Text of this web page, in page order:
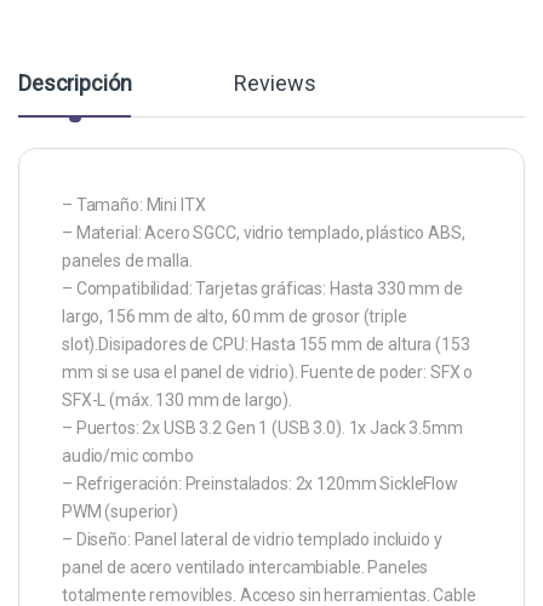
Descripción Reviews
– Tamaño: Mini ITX
– Material: Acero SGCC, vidrio templado, plástico ABS,
paneles de malla.
– Compatibilidad: Tarjetas gráficas: Hasta 330 mm de
largo, 156 mm de alto, 60 mm de grosor (triple
slot).Disipadores de CPU: Hasta 155 mm de altura (153
mm si se usa el panel de vidrio). Fuente de poder: SFX o
SFX-L (máx. 130 mm de largo).
– Puertos: 2x USB 3.2 Gen 1 (USB 3.0). 1x Jack 3.5mm
audio/mic combo
– Refrigeración: Preinstalados: 2x 120mm SickleFlow
PWM (superior)
– Diseño: Panel lateral de vidrio templado incluido y
panel de acero ventilado intercambiable. Paneles
totalmente removibles. Acceso sin herramientas. Cable